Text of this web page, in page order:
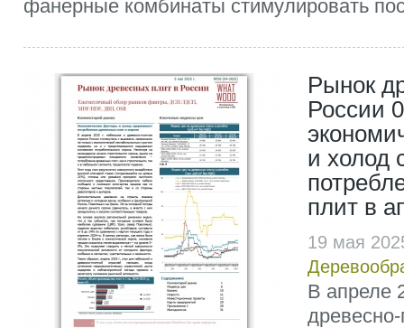
фанерные комбинаты стимулировать
Рынок
России
и холод
плит в
19 мая
В апреле